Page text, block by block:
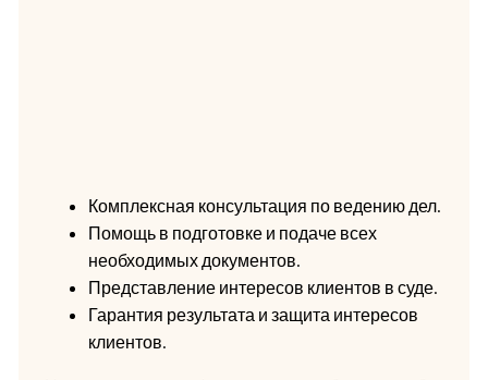
Комплексная консультация по ведению дел.
Помощь в подготовке и подаче всех
необходимых документов.
Представление интересов клиентов в суде.
Гарантия результата и защита интересов
клиентов.